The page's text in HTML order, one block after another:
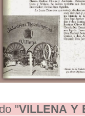
"VILLENA Y